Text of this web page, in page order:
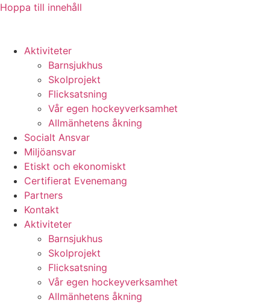
Hoppa till innehåll
Aktiviteter
Barnsjukhus
Skolprojekt
Flicksatsning
Vår egen hockeyverksamhet
Allmänhetens åkning
Socialt Ansvar
Miljöansvar
Etiskt och ekonomiskt
Certifierat Evenemang
Partners
Kontakt
Aktiviteter
Barnsjukhus
Skolprojekt
Flicksatsning
Vår egen hockeyverksamhet
Allmänhetens åkning